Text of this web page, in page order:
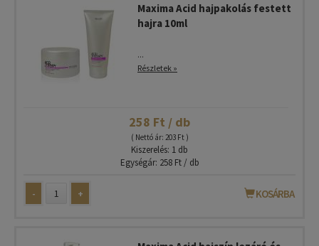
Maxima Acid hajpakolás festett
hajra 10ml
...
Részletek »
258 Ft / db
( Nettó ár: 203 Ft )
Kiszerelés: 1 db
Egységár: 258 Ft / db
- + KOSÁRBA